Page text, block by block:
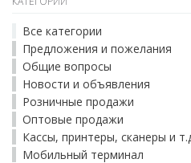
Все категории
Предложения и пожелания
Общие вопросы
Новости и объявления
Розничные продажи
Оптовые продажи
Кассы, принтеры, сканеры и
Мобильный терминал